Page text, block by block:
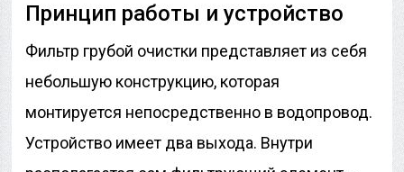
Принцип работы и устройство
Фильтр грубой очистки представляет из себя
небольшую конструкцию, которая
монтируется непосредственно в водопровод.
Устройство имеет два выхода. Внутри